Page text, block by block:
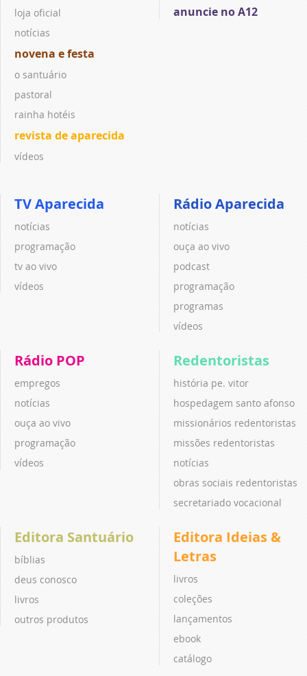
loja oficial
notícias
novena e festa
o santuário
pastoral
rainha hotéis
revista de aparecida
vídeos
anuncie no A12
TV Aparecida
notícias
programação
tv ao vivo
vídeos
Rádio Aparecida
notícias
ouça ao vivo
podcast
programação
programas
vídeos
Rádio POP
empregos
notícias
ouça ao vivo
programação
vídeos
Redentoristas
história pe. vitor
hospedagem santo afonso
missionários redentoristas
missões redentoristas
notícias
obras sociais redentoristas
secretariado vocacional
Editora Santuário
bíblias
deus conosco
livros
outros produtos
Editora Ideias &
Letras
livros
coleções
lançamentos
ebook
catálogo